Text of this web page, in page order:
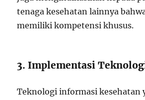
tenaga kesehatan lainnya
memiliki kompetensi khusus.
3. Implementasi
Teknologi informasi kesehatan